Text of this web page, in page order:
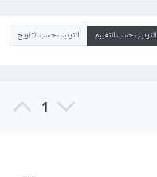
الترتيب حسب التقييم الترتيب حسب التاريخ
1